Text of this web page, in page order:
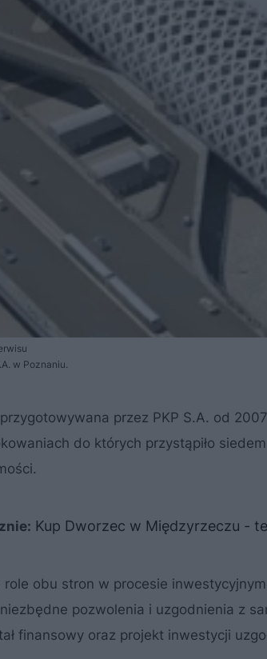
w Poznaniu.
przez PKP S.A. od
do których przystąpiło
Kup Dworzec w Międzyrzeczu -
role obu stron w procesie
pozwolenia i uzgodnienia z
finansowy oraz projekt inwestycji